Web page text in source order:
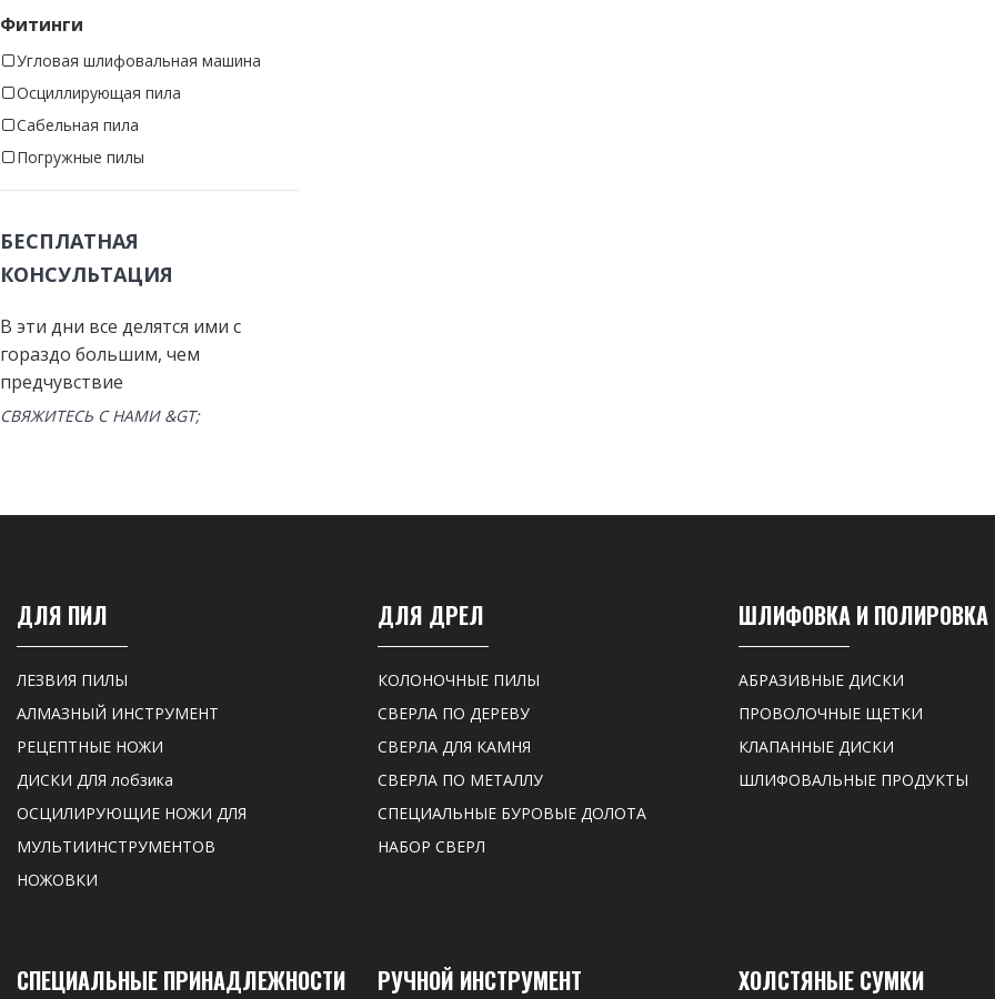
Фитинги
Угловая шлифовальная машина
Осциллирующая пила
Сабельная пила
Погружные пилы
БЕСПЛАТНАЯ
КОНСУЛЬТАЦИЯ
В эти дни все делятся ими с
гораздо большим, чем
предчувствие
СВЯЖИТЕСЬ С НАМИ &GT;
ДЛЯ ПИЛ
ЛЕЗВИЯ ПИЛЫ
АЛМАЗНЫЙ ИНСТРУМЕНТ
РЕЦЕПТНЫЕ НОЖИ
ДИСКИ ДЛЯ лобзика
ОСЦИЛИРУЮЩИЕ НОЖИ ДЛЯ
МУЛЬТИИНСТРУМЕНТОВ
НОЖОВКИ
ДЛЯ ДРЕЛ
КОЛОНОЧНЫЕ ПИЛЫ
СВЕРЛА ПО ДЕРЕВУ
СВЕРЛА ДЛЯ КАМНЯ
СВЕРЛА ПО МЕТАЛЛУ
СПЕЦИАЛЬНЫЕ БУРОВЫЕ ДОЛОТА
НАБОР СВЕРЛ
ШЛИФОВКА И ПОЛИРОВКА
АБРАЗИВНЫЕ ДИСКИ
ПРОВОЛОЧНЫЕ ЩЕТКИ
КЛАПАННЫЕ ДИСКИ
ШЛИФОВАЛЬНЫЕ ПРОДУКТЫ
СПЕЦИАЛЬНЫЕ ПРИНАДЛЕЖНОСТИ РУЧНОЙ ИНСТРУМЕНТ ХОЛСТЯНЫЕ СУМКИ